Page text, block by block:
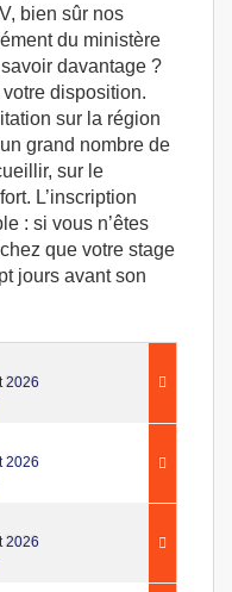
bien sûr nos
du ministère
davantage ?
disposition.
sur la région
grand nombre de
sur le
L’inscription
: si vous n’êtes
que votre stage
jours avant son
2026
2026
2026